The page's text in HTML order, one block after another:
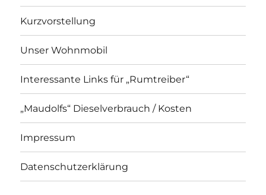
Kurzvorstellung
Unser Wohnmobil
Interessante Links für „Rumtreiber“
„Maudolfs“ Dieselverbrauch / Kosten
Impressum
Datenschutzerklärung